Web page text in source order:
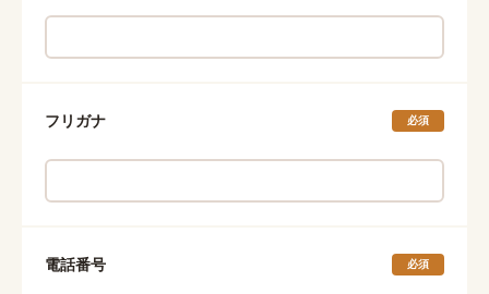
フリガナ 必須
電話番号 必須